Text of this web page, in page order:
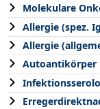
Molekulare
Allergie (spez.
Allergie
Autoantikörper